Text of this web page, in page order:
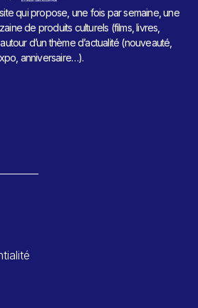
qui propose, une fois par semaine, une
de produits culturels (films, livres,
d’un thème d’actualité (nouveauté,
anniversaire…).